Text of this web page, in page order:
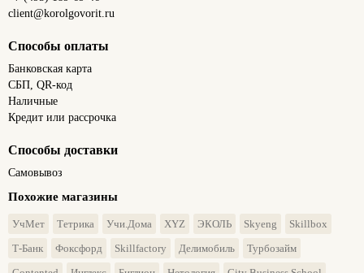
client@korolgovorit.ru
Способы оплаты
Банковская карта
СБП, QR-код
Наличные
Кредит или рассрочка
Способы доставки
Самовывоз
Похожие магазины
УчМет Тетрика Учи.Дома XYZ ЭКОЛЬ Skyeng
Skillbox
Т-Банк
Фоксфорд Skillfactory Делимобиль
Турбозайм